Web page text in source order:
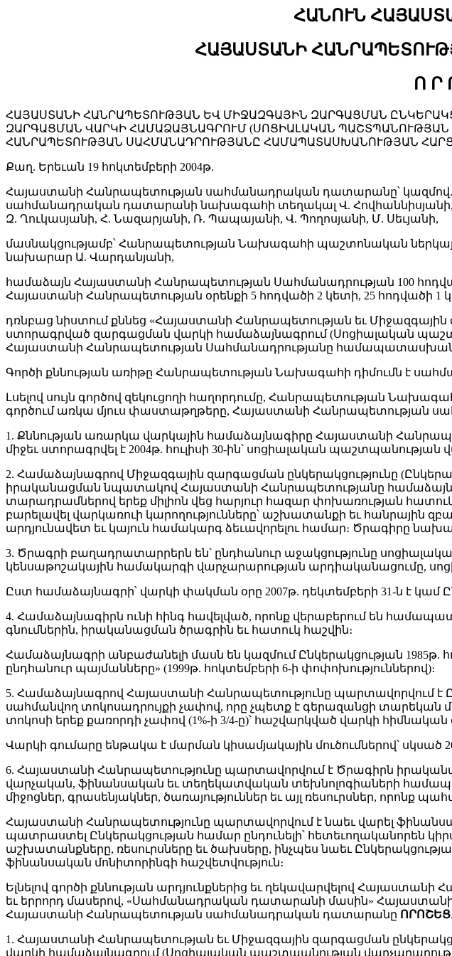
ՀԱՆՈՒՆ
ՀԱՅԱՍՏԱՆԻ
Ո Ր
ՀԱՅԱՍՏԱՆԻ ՀԱՆՐԱՊԵՏՈՒԹՅԱՆ ԵՎ ՄԻՋԱԶԳԱՅԻՆ ԶԱՐԳԱՑՄԱՆ
ԶԱՐԳԱՑՄԱՆ ՎԱՐԿԻ ՀԱՄԱՁԱՅՆԱԳՐՈՒՄ (ՍՈՑԻԱԼԱԿԱՆ
ՀԱՆՐԱՊԵՏՈՒԹՅԱՆ ՍԱՀՄԱՆԱԴՐՈՒԹՅԱՆԸ ՀԱՄԱՊԱՏԱՍԽԱՆՈՒԹՅԱՆ
Քաղ. Երեւան 19 հոկտեմբերի 2004թ.
Հայաստանի Հանրապետության սահմանադրական դատարանը՝
սահմանադրական դատարանի նախագահի տեղակալ Վ.
Զ. Ղուկասյանի, Հ. Նազարյանի, Ռ. Պապայանի, Վ. Պողոսյանի, Մ. Սեւյանի,
մասնակցությամբ՝ Հանրապետության Նախագահի պաշտոնական
նախարար Ա. Վարդանյանի,
համաձայն Հայաստանի Հանրապետության Սահմանադրության 100
Հայաստանի Հանրապետության օրենքի 5 հոդվածի 2 կետի, 25 հոդվածի 1
դռնբաց նիստում քննեց «Հայաստանի Հանրապետության եւ Միջազգային
ստորագրված զարգացման վարկի համաձայնագրում (Սոցիալական
Հայաստանի Հանրապետության Սահմանադրությանը
Գործի քննության առիթը Հանրապետության Նախագահի դիմումն է
Լսելով սույն գործով զեկուցողի հաղորդումը, Հանրապետության
գործում առկա մյուս փաստաթղթերը, Հայաստանի Հանրապետության
1. Քննության առարկա վարկային համաձայնագիրը Հայաստանի
միջեւ ստորագրվել է 2004թ. հուլիսի 30-ին՝ սոցիալական
2. Համաձայնագրով Միջազգային զարգացման ընկերակցությունը
իրականացման նպատակով Հայաստանի Հանրապետությանը
տարադրամներով երեք միլիոն վեց հարյուր հազար փոխառության
բարելավել վարկառուի կարողությունները՝ աշխատանքի եւ հանրային
արդյունավետ եւ կայուն համակարգ ձեւավորելու համար։ Ծրագիրը
3. Ծրագրի բաղադրատարրերն են՝ ընդհանուր աջակցությունը
կենսաթոշակային համակարգի վարչարարության արդիականացումը,
Ըստ համաձայնագրի՝ վարկի փակման օրը 2007թ. դեկտեմբերի 31-ն է կամ
4. Համաձայնագիրն ունի հինգ հավելված, որոնք վերաբերում են
գնումներին, իրականացման ծրագրին եւ հատուկ հաշվին։
Համաձայնագրի անբաժանելի մասն են կազմում Ընկերակցության
ընդհանուր պայմանները» (1999թ. հոկտեմբերի 6-ի փոփոխություններով)։
5. Համաձայնագրով Հայաստանի Հանրապետությունը պարտավորվում է
սահմանվող տոկոսադրույքի չափով, որը չպետք է գերազանցի տարեկան
տոկոսի երեք քառորդի չափով (1%-ի 3/4-ը)՝ հաշվարկված վարկի
Վարկի գումարը ենթակա է մարման կիսամյակային մուծումներով՝ սկսած
6. Հայաստանի Հանրապետությունը պարտավորվում է Ծրագիրն
վարչական, ֆինանսական եւ տեղեկատվական տեխնոլոգիաների
միջոցներ, գրասենյակներ, ծառայություններ եւ այլ ռեսուրսներ, որոնք
Հայաստանի Հանրապետությունը պարտավորվում է նաեւ վարել
պատրաստել Ընկերակցության համար ընդունելի՝ հետեւողականորեն
աշխատանքները, ռեսուրսները եւ ծախսերը, ինչպես նաեւ
ֆինանսական մոնիտորինգի հաշվետվություն։
Ելնելով գործի քննության արդյունքներից եւ ղեկավարվելով
եւ երրորդ մասերով, «Սահմանադրական դատարանի մասին» Հայաստանի
Հայաստանի Հանրապետության սահմանադրական դատարանը ՈՐՈՇԵՑ.
1. Հայաստանի Հանրապետության եւ Միջազգային զարգացման
վարկի համաձայնագրում (Սոցիալական պաշտպանության